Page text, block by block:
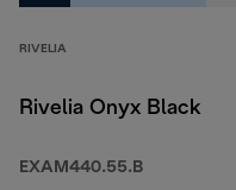
RIVELIA
Rivelia Onyx Black
EXAM440.55.B